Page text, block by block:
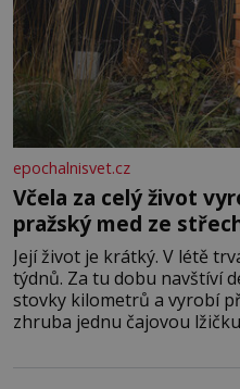
epochalnisvet.cz
Včela za celý život
pražský med ze
Její život je krátký. V létě
týdnů. Za tu dobu navštíví
stovky kilometrů a vyrobí
zhruba jednu čajovou